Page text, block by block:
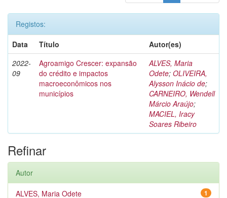
Registos:
Data
Título
Autor(es)
2022-
09
Agroamigo Crescer: expansão
do crédito e impactos
macroeconômicos nos
municípios
ALVES, Maria
Odete; OLIVEIRA,
Alysson Inácio de;
CARNEIRO, Wendell
Márcio Araújo;
MACIEL, Iracy
Soares Ribeiro
Refinar
Autor
1
ALVES, Maria Odete